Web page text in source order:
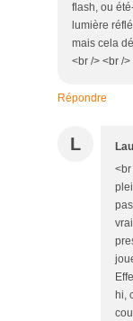
flash, ou
lumière
mais cela
<br /> <br />
Répondre
L
<br
hi,